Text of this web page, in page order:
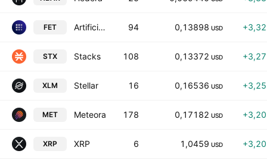
FET Artificial Superintelligence Alliance 94 0,13898 USD
STX Stacks 108 0,13372 USD
XLM Stellar 16 0,16536 USD
MET Meteora 178 0,17182 USD
XRP XRP 6 1,0459 USD